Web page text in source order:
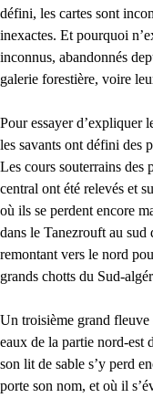
défini, les cartes sont
inexactes. Et pourquoi
inconnus, abandonnés
galerie forestière, voire
Pour essayer d’expliquer
les savants ont défini des
Les cours souterrains des
central ont été relevés et
où ils se perdent encore
dans le Tanezrouft au
remontant vers le nord
grands chotts du Sud-
Un troisième grand fleuve
eaux de la partie nord-est
son lit de sable s’y perd
porte son nom, et où il